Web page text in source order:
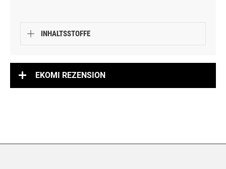
INHALTSSTOFFE
EKOMI REZENSION